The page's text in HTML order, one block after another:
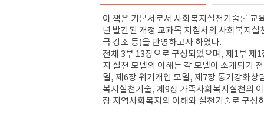
이 책은 기본서로서 사회복지실천기술론 교
년 발간된 개정 교과목 지침서의 사회복지
극 강조 등)을 반영하고자 하였다.
전체 3부 13장으로 구성되었으며 , 제1부 제1
지 실천 모델의 이해는 각 모델이 소개되기
델, 제6장 위기개입 모델, 제7장 동기강화상
복지실천기술, 제9장 가족사회복지실천의
장 지역사회복지의 이해와 실천기술로 구성